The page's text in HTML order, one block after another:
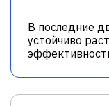
В последние
устойчиво